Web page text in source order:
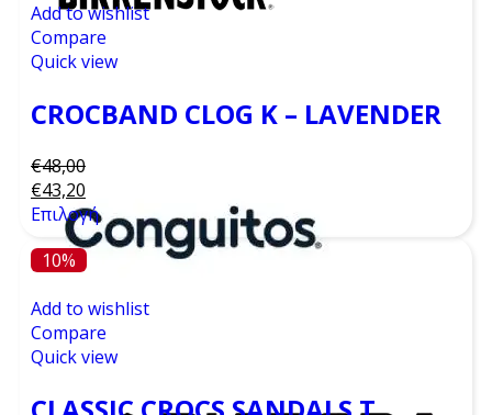
Add to wishlist
Compare
Quick view
CROCBAND CLOG K – LAVENDER
€48,00
€43,20
Επιλογή
10%
Add to wishlist
Compare
Quick view